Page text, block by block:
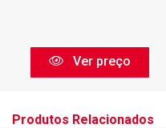
Ver preço
Produtos Relacionados